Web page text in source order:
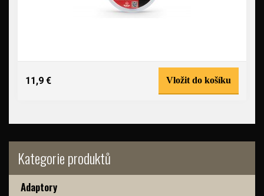
Kategorie produktů
Adaptory
11,9 € Vložit do košíku